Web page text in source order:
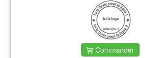
Commander